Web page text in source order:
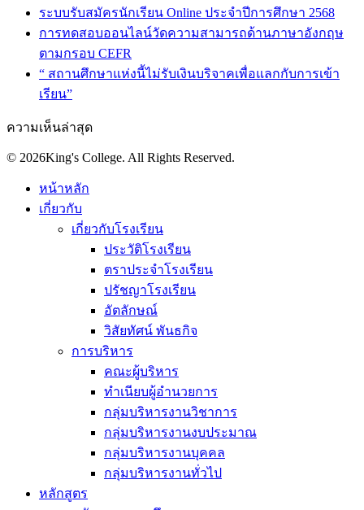
ระบบรับสมัครนักเรียน Online ประจำปีการศึกษา 2568
การทดสอบออนไลน์วัดความสามารถด้านภาษาอังกฤษ
ตามกรอบ CEFR
“ สถานศึกษาแห่งนี้ไม่รับเงินบริจาคเพื่อแลกกับการเข้า
เรียน”
ความเห็นล่าสุด
© 2026King's College. All Rights Reserved.
หน้าหลัก
เกี่ยวกับ
เกี่ยวกับโรงเรียน
ประวัติโรงเรียน
ตราประจำโรงเรียน
ปรัชญาโรงเรียน
อัตลักษณ์
วิสัยทัศน์ พันธกิจ
การบริหาร
คณะผู้บริหาร
ทำเนียบผู้อำนวยการ
กลุ่มบริหารงานวิชาการ
กลุ่มบริหารงานงบประมาณ
กลุ่มบริหารงานบุคคล
กลุ่มบริหารงานทั่วไป
หลักสูตร